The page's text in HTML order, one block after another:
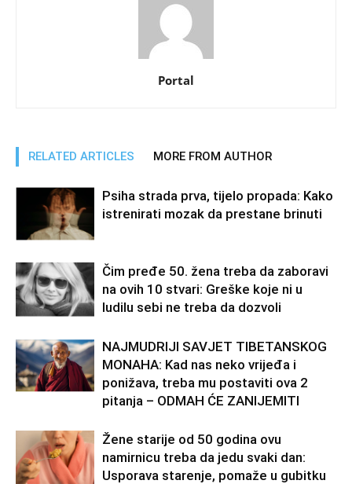
Portal
RELATED ARTICLES MORE FROM AUTHOR
Psiha strada prva, tijelo propada: Kako
istrenirati mozak da prestane brinuti
Čim pređe 50. žena treba da zaboravi
na ovih 10 stvari: Greške koje ni u
ludilu sebi ne treba da dozvoli
NAJMUDRIJI SAVJET TIBETANSKOG
MONAHA: Kad nas neko vrijeđa i
ponižava, treba mu postaviti ova 2
pitanja – ODMAH ĆE ZANIJEMITI
Žene starije od 50 godina ovu
namirnicu treba da jedu svaki dan:
Usporava starenje, pomaže u gubitku